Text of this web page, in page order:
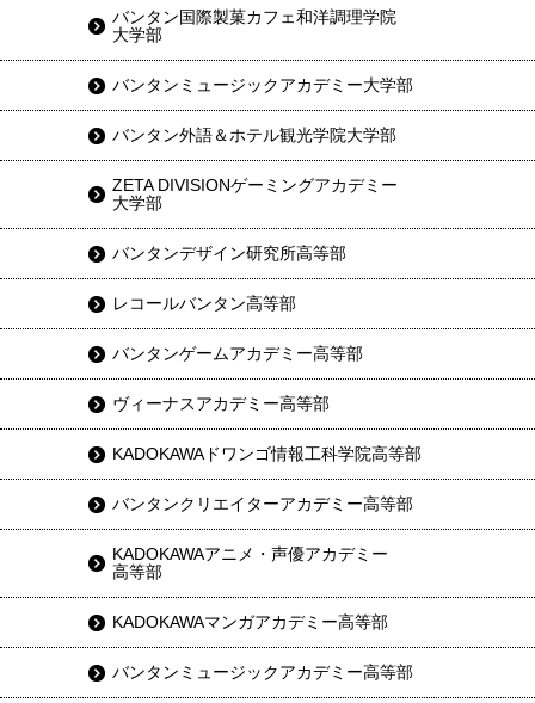
バンタン国際製菓カフェ和洋調理学院
大学部
バンタンミュージックアカデミー大学部
バンタン外語＆ホテル観光学院大学部
ZETA DIVISIONゲーミングアカデミー
大学部
バンタンデザイン研究所高等部
レコールバンタン高等部
バンタンゲームアカデミー高等部
ヴィーナスアカデミー高等部
KADOKAWAドワンゴ情報工科学院高等部
バンタンクリエイターアカデミー高等部
KADOKAWAアニメ・声優アカデミー
高等部
KADOKAWAマンガアカデミー高等部
バンタンミュージックアカデミー高等部